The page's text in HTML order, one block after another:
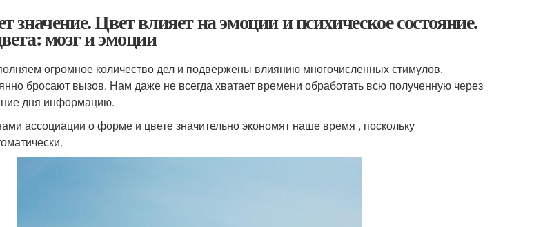
значение. Цвет влияет на эмоции и психическое состояние.
мозг и эмоции
огромное количество дел и подвержены влиянию многочисленных стимулов.
бросают вызов. Нам даже не всегда хватает времени обработать всю полученную через
дня информацию.
ассоциации о форме и цвете значительно экономят наше время , поскольку